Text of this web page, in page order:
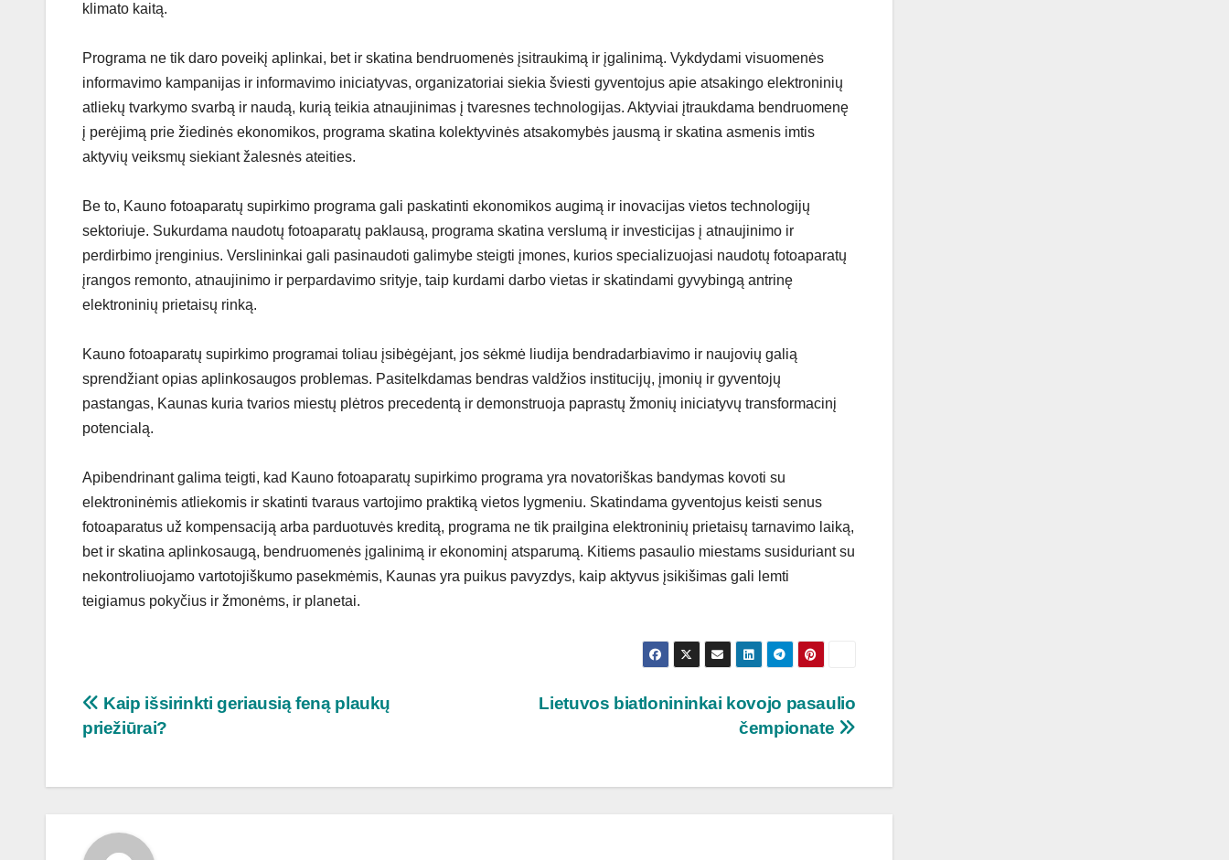
klimato kaitą.
Programa ne tik daro poveikį aplinkai, bet ir skatina bendruomenės įsitraukimą ir įgalinimą. Vykdydami visuomenės
informavimo kampanijas ir informavimo iniciatyvas, organizatoriai siekia šviesti gyventojus apie atsakingo elektroninių
atliekų tvarkymo svarbą ir naudą, kurią teikia atnaujinimas į tvaresnes technologijas. Aktyviai įtraukdama bendruomenę
į perėjimą prie žiedinės ekonomikos, programa skatina kolektyvinės atsakomybės jausmą ir skatina asmenis imtis
aktyvių veiksmų siekiant žalesnės ateities.
Be to, Kauno fotoaparatų supirkimo programa gali paskatinti ekonomikos augimą ir inovacijas vietos technologijų
sektoriuje. Sukurdama naudotų fotoaparatų paklausą, programa skatina verslumą ir investicijas į atnaujinimo ir
perdirbimo įrenginius. Verslininkai gali pasinaudoti galimybe steigti įmones, kurios specializuojasi naudotų fotoaparatų
įrangos remonto, atnaujinimo ir perpardavimo srityje, taip kurdami darbo vietas ir skatindami gyvybingą antrinę
elektroninių prietaisų rinką.
Kauno fotoaparatų supirkimo programai toliau įsibėgėjant, jos sėkmė liudija bendradarbiavimo ir naujovių galią
sprendžiant opias aplinkosaugos problemas. Pasitelkdamas bendras valdžios institucijų, įmonių ir gyventojų
pastangas, Kaunas kuria tvarios miestų plėtros precedentą ir demonstruoja paprastų žmonių iniciatyvų transformacinį
potencialą.
Apibendrinant galima teigti, kad Kauno fotoaparatų supirkimo programa yra novatoriškas bandymas kovoti su
elektroninėmis atliekomis ir skatinti tvaraus vartojimo praktiką vietos lygmeniu. Skatindama gyventojus keisti senus
fotoaparatus už kompensaciją arba parduotuvės kreditą, programa ne tik prailgina elektroninių prietaisų tarnavimo laiką,
bet ir skatina aplinkosaugą, bendruomenės įgalinimą ir ekonominį atsparumą. Kitiems pasaulio miestams susiduriant su
nekontroliuojamo vartotojiškumo pasekmėmis, Kaunas yra puikus pavyzdys, kaip aktyvus įsikišimas gali lemti
teigiamus pokyčius ir žmonėms, ir planetai.
Navigacija
tarp
įrašų
Lietuvos biatlonininkai kovojo pasaulio
čempionate
Kaip išsirinkti geriausią feną plaukų
priežiūrai?